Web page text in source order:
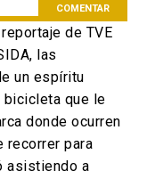
COMENTAR
de TVE
las
un espíritu
bicicleta que le
donde ocurren
recorrer para
asistiendo a